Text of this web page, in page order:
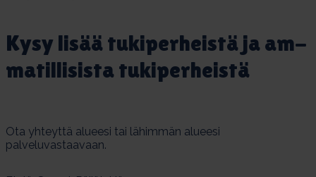
Ky­sy li­sää tu­ki­per­heis­tä ja am­
ma­til­li­sis­ta tu­ki­per­heis­tä
Ota yhteyttä alueesi tai lähimmän alueesi
palveluvastaavaan.